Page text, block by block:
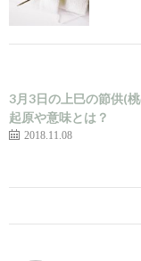
3月3日の上巳の節供(
起原や意味とは？
2018.11.08